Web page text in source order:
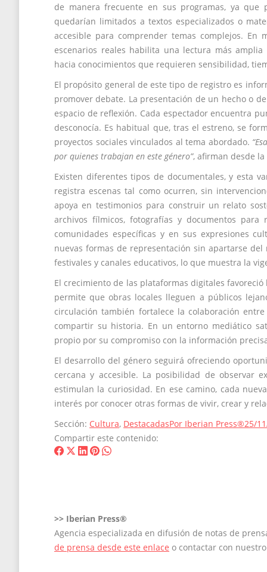
de manera frecuente en sus programas, ya
quedarían limitados a textos especializados o
accesible para comprender temas complejos. En
escenarios reales habilita una lectura más
hacia conocimientos que requieren sensibilidad,
El propósito general de este tipo de registro es
promover debate. La presentación de un hecho o
espacio de reflexión. Cada espectador encuentra
desconocía. Es habitual que, tras el estreno, se
proyectos sociales vinculados al tema abordado.
por quienes trabajan en este género”, afirman desde
Existen diferentes tipos de documentales, y esta
registra escenas tal como ocurren, sin
apoya en testimonios para construir un relato
archivos fílmicos, fotografías y documentos
comunidades específicas y en sus expresiones
nuevas formas de representación sin apartarse
festivales y canales educativos, lo que muestra la
El crecimiento de las plataformas digitales
permite que obras locales lleguen a públicos
circulación también fortalece la colaboración
compartir su historia. En un entorno mediático
propio por su compromiso con la información
El desarrollo del género seguirá ofreciendo
cercana y accesible. La posibilidad de observar
estimulan la curiosidad. En ese camino, cada
interés por conocer otras formas de vivir, crear y
Sección: Cultura, DestacadasPor Iberian Press®25/
Compartir este contenido:
ShareShareShare
ShareShare
>> Iberian Press®
Agencia especializada en difusión de notas de
de prensa desde este enlace o contactar con